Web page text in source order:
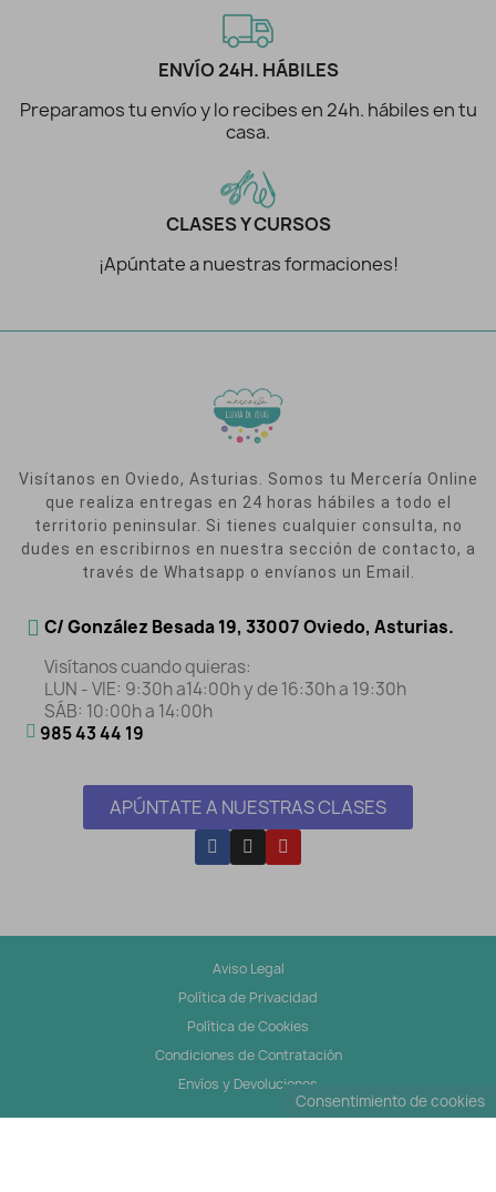
ENVÍO 24H. HÁBILES
Preparamos tu envío y lo recibes en 24h. hábiles en tu
casa.
CLASES Y CURSOS
¡Apúntate a nuestras formaciones!
Visítanos en Oviedo, Asturias. Somos tu Mercería Online
que realiza entregas en 24 horas hábiles a todo el
territorio peninsular. Si tienes cualquier consulta, no
dudes en escribirnos en nuestra sección de contacto, a
través de Whatsapp o envíanos un Email.
C/ González Besada 19, 33007 Oviedo, Asturias.
Visítanos cuando quieras:
LUN - VIE: 9:30h a14:00h y de 16:30h a 19:30h
SÁB: 10:00h a 14:00h
985 43 44 19
APÚNTATE A NUESTRAS CLASES
Aviso Legal
Política de Privacidad
Política de Cookies
Condiciones de Contratación
Envíos y Devoluciones
Consentimiento de cookies